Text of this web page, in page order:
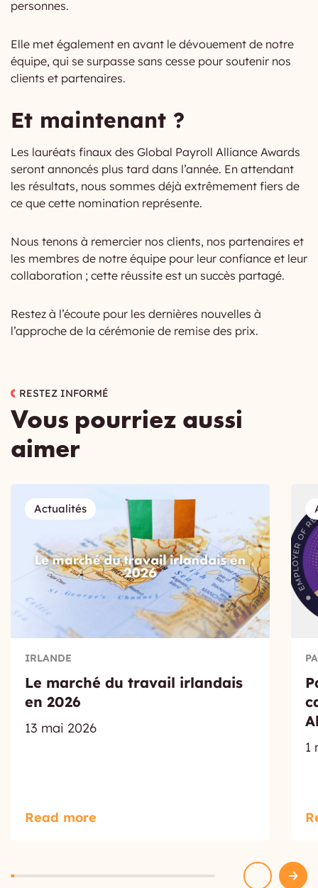
personnes.
Elle met également en avant le dévouement de notre
équipe, qui se surpasse sans cesse pour soutenir nos
clients et partenaires.
Et maintenant ?
Les lauréats finaux des Global Payroll Alliance Awards
seront annoncés plus tard dans l’année. En attendant
les résultats, nous sommes déjà extrêmement fiers de
ce que cette nomination représente.
Nous tenons à remercier nos clients, nos partenaires et
les membres de notre équipe pour leur confiance et leur
collaboration ; cette réussite est un succès partagé.
Restez à l’écoute pour les dernières nouvelles à
l’approche de la cérémonie de remise des prix.
RESTEZ INFORMÉ
Vous pourriez aussi
aimer
Actualités
IRLANDE
Le marché du travail irlandais
en 2026
13 mai 2026
Read more
1